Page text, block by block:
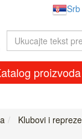
Srb
proizvoda
Klubovi i